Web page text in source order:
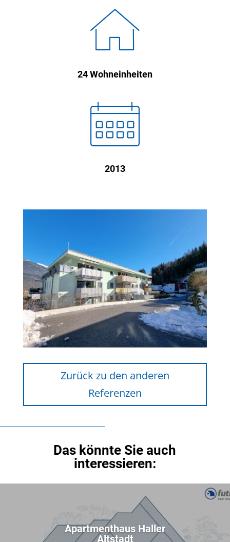

24 Wohneinheiten

2013
Zurück zu den anderen
Referenzen
Das könnte Sie auch
interessieren:
Apartmenthaus Haller
Altstadt